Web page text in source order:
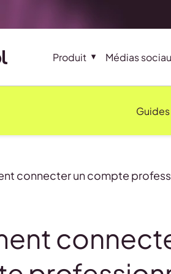
Produit Médias
Guides
connecter un compte